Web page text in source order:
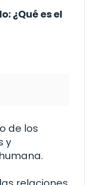
¿Qué es el
de los
y